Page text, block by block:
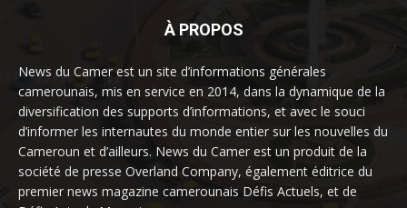
À PROPOS
News du Camer est un site d’informations générales
camerounais, mis en service en 2014, dans la dynamique de la
diversification des supports d’informations, et avec le souci
d’informer les internautes du monde entier sur les nouvelles du
Cameroun et d’ailleurs. News du Camer est un produit de la
société de presse Overland Company, également éditrice du
premier news magazine camerounais Défis Actuels, et de